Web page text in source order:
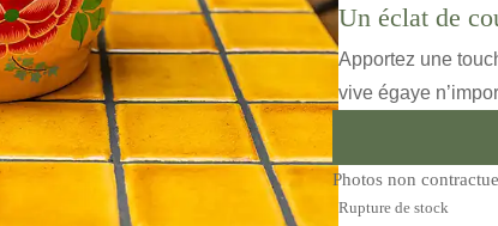
Un éclat de
Apportez une
vive égaye
Photos non
Rupture de stock